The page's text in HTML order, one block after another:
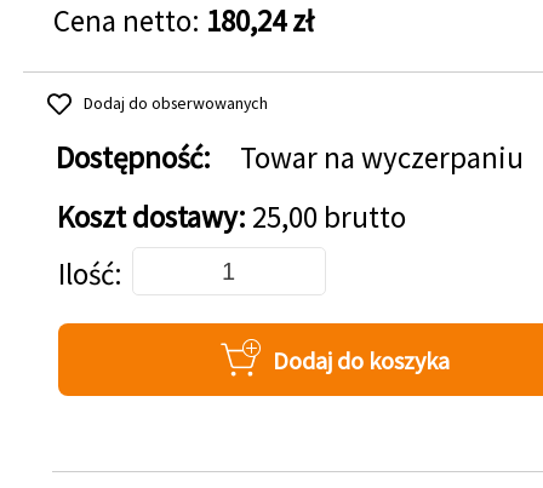
Cena netto: 180,24 zł
Dodaj do obserwowanych
Dostępność:
Towar na wyczerpaniu
Koszt dostawy: 25,00 brutto
Dodaj do koszyka
Ilość
Dodaj do koszyka